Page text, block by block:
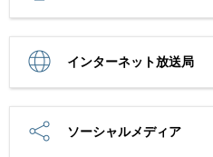
インターネット放送局
ソーシャルメディア